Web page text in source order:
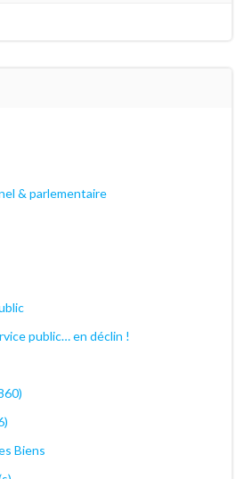
& parlementaire
public… en déclin !
Biens